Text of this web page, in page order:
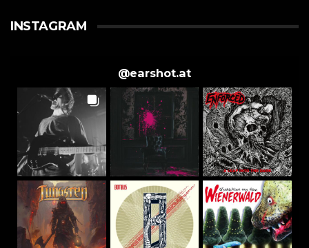
INSTAGRAM
@earshot.at